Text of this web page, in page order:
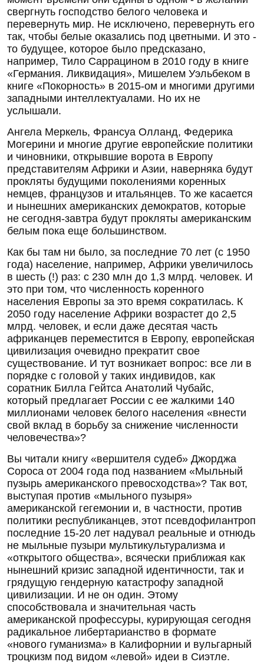
свергнуть господство белого человека и
перевернуть мир. Не исключено, перевернуть его
так, чтобы белые оказались под цветными. И это -
то будущее, которое было предсказано,
например, Тило Саррацином в 2010 году в книге
«Германия. Ликвидация», Мишелем Уэльбеком в
книге «Покорность» в 2015-ом и многими другими
западными интеллектуалами. Но их не
услышали.
Ангела Меркель, Франсуа Олланд, Федерика
Могерини и многие другие европейские политики
и чиновники, открывшие ворота в Европу
представителям Африки и Азии, наверняка будут
прокляты будущими поколениями коренных
немцев, французов и итальянцев. То же касается
и нынешних американских демократов, которые
не сегодня-завтра будут прокляты американским
белым пока еще большинством.
Как бы там ни было, за последние 70 лет (с 1950
года) население, например, Африки увеличилось
в шесть (!) раз: с 230 млн до 1,3 млрд. человек. И
это при том, что численность коренного
населения Европы за это время сократилась. К
2050 году население Африки возрастет до 2,5
млрд. человек, и если даже десятая часть
африканцев переместится в Европу, европейская
цивилизация очевидно прекратит свое
существование. И тут возникает вопрос: все ли в
порядке с головой у таких индивидов, как
соратник Билла Гейтса Анатолий Чубайс,
который предлагает России с ее жалкими 140
миллионами человек белого населения «внести
свой вклад в борьбу за снижение численности
человечества»?
Вы читали книгу «вершителя судеб» Джорджа
Сороса от 2004 года под названием «Мыльный
пузырь американского превосходства»? Так вот,
выступая против «мыльного пузыря»
американской гегемонии и, в частности, против
политики республиканцев, этот псевдофилантроп
последние 15-20 лет надувал реальные и отнюдь
не мыльные пузыри мультикультурализма и
«открытого общества», всячески приближая как
нынешний кризис западной идентичности, так и
грядущую гендерную катастрофу западной
цивилизации. И не он один. Этому
способствовала и значительная часть
американской профессуры, курирующая сегодня
радикальное либертарианство в формате
«нового гуманизма» в Калифорнии и вульгарный
троцкизм под видом «левой» идеи в Сиэтле.